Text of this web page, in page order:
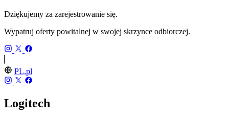
Dziękujemy za zarejestrowanie się.
Wypatruj oferty powitalnej w swojej skrzynce odbiorczej.
PL,pl
Logitech